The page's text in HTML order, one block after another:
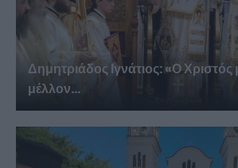
Δημητριάδος Ιγνάτιος: «Ο Χριστός
μέλλον...